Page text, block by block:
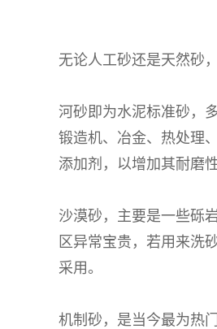
无论人工砂还是天然砂
河砂即为水泥标准砂，
锻造机、冶金、热处理
添加剂，以增加其耐磨
沙漠砂，主要是一些砾
区异常宝贵，若用来洗
采用。
机制砂，是当今最为热